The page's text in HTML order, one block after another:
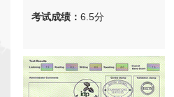
考试成绩： 6.5分